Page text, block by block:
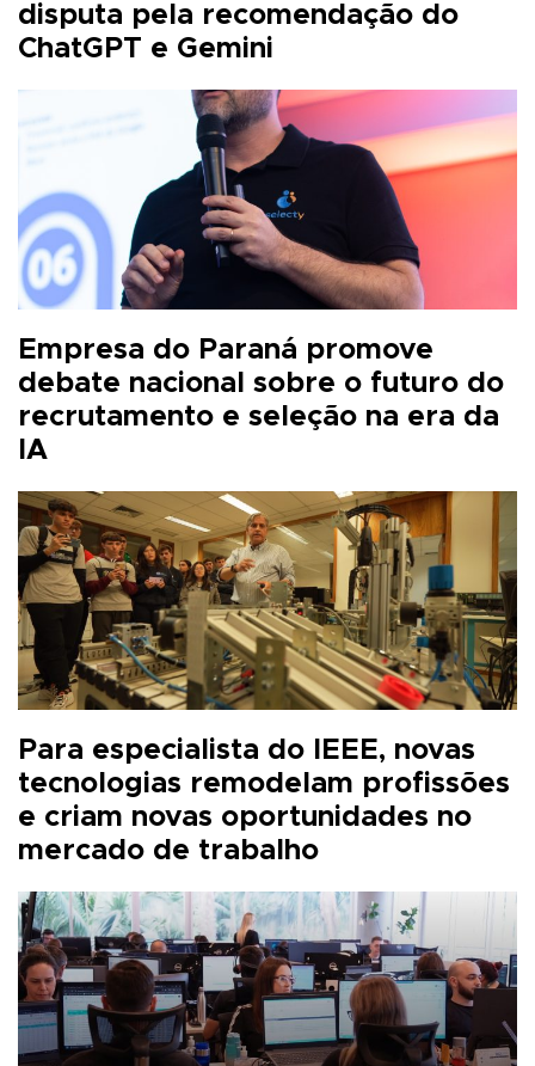
disputa pela recomendação do
ChatGPT e Gemini
Empresa do Paraná promove
debate nacional sobre o futuro do
recrutamento e seleção na era da
IA
Para especialista do IEEE, novas
tecnologias remodelam profissões
e criam novas oportunidades no
mercado de trabalho